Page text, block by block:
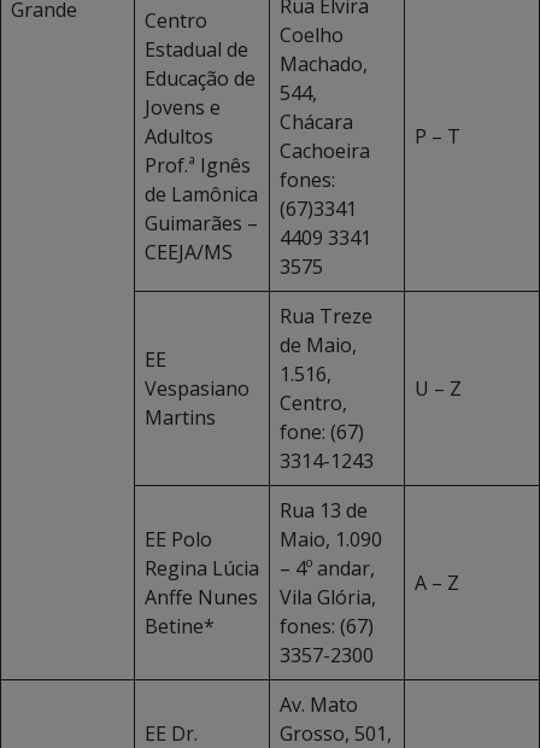
Grande
Centro
Estadual de
Educação de
Jovens e
Adultos
Prof.ª Ignês
de Lamônica
Guimarães –
CEEJA/MS
Rua Elvira
Coelho
Machado,
544,
Chácara
Cachoeira
fones:
(67)3341
4409 3341
3575
P – T
EE
Vespasiano
Martins
Rua Treze
de Maio,
1.516,
Centro,
fone: (67)
3314-1243
U – Z
EE Polo
Regina Lúcia
Anffe Nunes
Betine*
Rua 13 de
Maio, 1.090
– 4º andar,
Vila Glória,
fones: (67)
3357-2300
A – Z
EE Dr.
Av. Mato
Grosso, 501,